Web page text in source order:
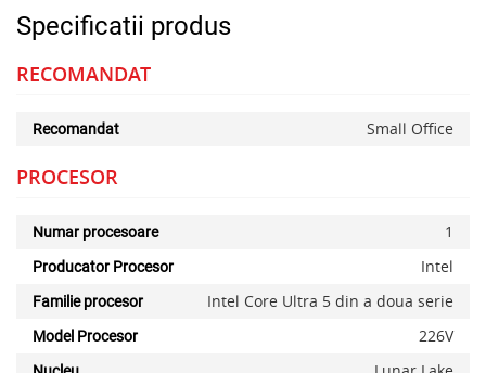
Specificatii produs
RECOMANDAT
Recomandat Small Office
PROCESOR
Numar procesoare 1
Producator Procesor Intel
Familie procesor Intel Core Ultra 5 din a doua serie
Model Procesor 226V